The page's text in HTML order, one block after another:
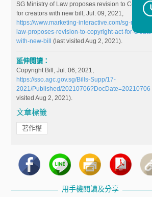
SG Ministry of Law proposes revision to Copyright
for creators with new bill, Jul. 09, 2021,
https://www.marketing-interactive.com/sg-ministry-
law-proposes-revision-to-copyright-act-for-
with-new-bill
(last visited Aug 2, 2021).
延伸閱讀：
Copyright Bill, Jul. 06, 2021,
https://sso.agc.gov.sg/Bills-Supp/17-
2021/Published/20210706?DocDate=20210706
visited Aug 2, 2021).
文章標籤
著作權
用手機閱讀及分享